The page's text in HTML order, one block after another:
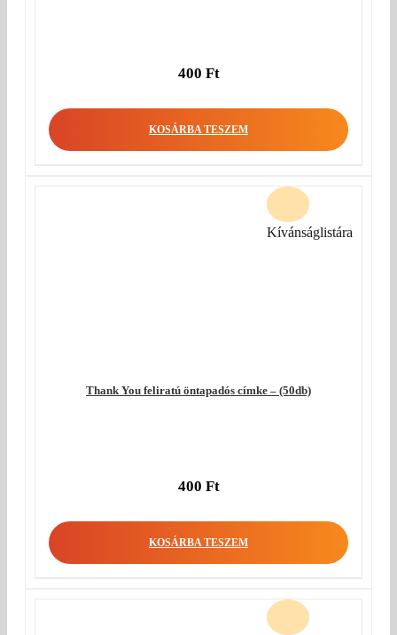
400 Ft
KOSÁRBA TESZEM
Thank You feliratú öntapadós címke – (50db)
400 Ft
KOSÁRBA TESZEM
Kívánságlistára